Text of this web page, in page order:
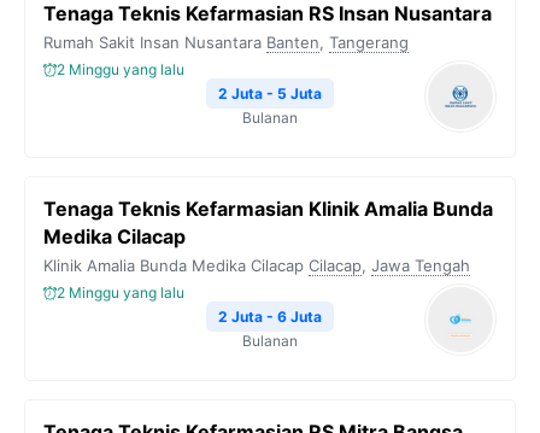
Tenaga Teknis Kefarmasian RS Insan Nusantara
Rumah Sakit Insan Nusantara Banten, Tangerang
2 Minggu yang lalu
2 Juta - 5 Juta
Bulanan
Tenaga Teknis Kefarmasian Klinik Amalia Bunda
Medika Cilacap
Klinik Amalia Bunda Medika Cilacap Cilacap, Jawa Tengah
2 Minggu yang lalu
2 Juta - 6 Juta
Bulanan